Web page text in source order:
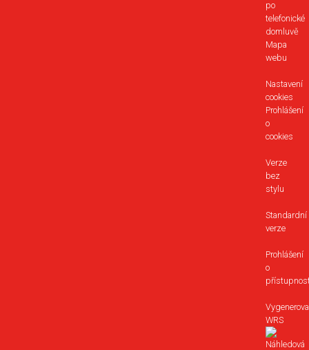
po
telefonické
domluvě
Mapa
webu
Nastavení
cookies
Prohlášení
o
cookies
Verze
bez
stylu
Standardní
verze
Prohlášení
o
WRS